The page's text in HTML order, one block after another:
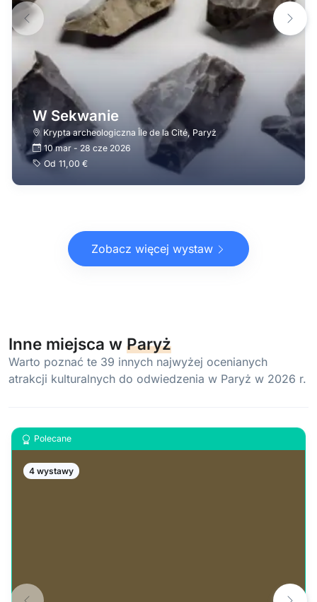
W Sekwanie
Krypta archeologiczna Île de la Cité, Paryż
10 mar - 28 cze 2026
Od 11,00 €
Zobacz więcej wystaw
Inne miejsca w Paryż
Warto poznać te 39 innych najwyżej ocenianych
atrakcji kulturalnych do odwiedzenia w Paryż w 2026 r.
Polecane
4 wystawy